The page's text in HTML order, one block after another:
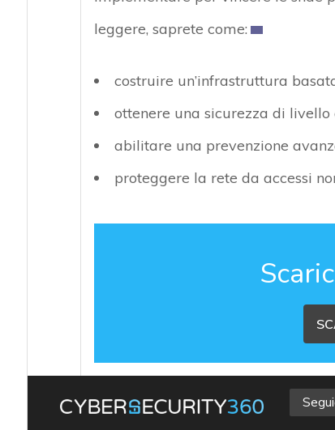
leggere, saprete come:
costruire un’infrastruttura
ottenere una sicurezza di
abilitare una prevenzione
proteggere la rete da accessi